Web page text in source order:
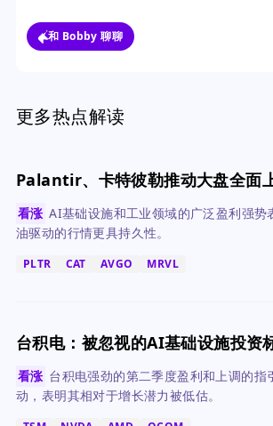
常积极。
和 Bobby 聊聊
更多热点解读
Palantir、卡特彼勒推动大盘全面
看涨 AI基础设施和工业领域的广泛盈利强势
油驱动的行情更具持久性。
PLTR CAT AVGO MRVL
台积电：被忽视的AI基础设施投资
看涨 台积电强劲的第二季度盈利和上调的指
动，表明其相对于增长潜力被低估。